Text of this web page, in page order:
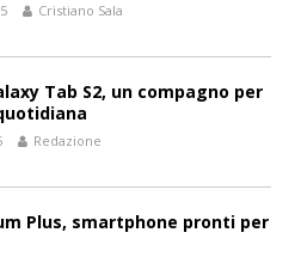
Cristiano Sala
Tab S2, un compagno per
Redazione
Plus, smartphone pronti per